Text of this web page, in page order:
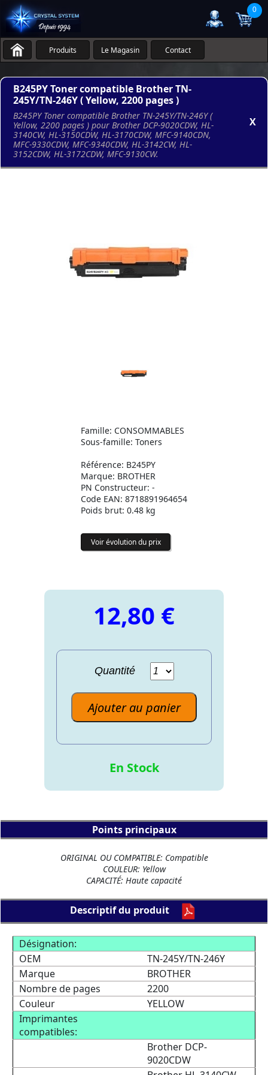
0
Produits Le Magasin Contact
B245PY Toner compatible Brother TN-
245Y/TN-246Y ( Yellow, 2200 pages )
B245PY Toner compatible Brother TN-245Y/TN-246Y (
Yellow, 2200 pages ) pour Brother DCP-9020CDW, HL-
3140CW, HL-3150CDW, HL-3170CDW, MFC-9140CDN,
MFC-9330CDW, MFC-9340CDW, HL-3142CW, HL-
3152CDW, HL-3172CDW, MFC-9130CW.
X
Famille: CONSOMMABLES
Sous-famille: Toners
Référence: B245PY
Marque: BROTHER
PN Constructeur: -
Code EAN: 8718891964654
Poids brut: 0.48 kg
Voir évolution du prix
12,80 €
Quantité
Ajouter au panier
En Stock
Points principaux
ORIGINAL OU COMPATIBLE: Compatible
COULEUR: Yellow
CAPACITÉ: Haute capacité
Descriptif du produit
Désignation:
OEM
TN-245Y/TN-246Y
Marque
BROTHER
Nombre de pages
2200
Couleur
YELLOW
Imprimantes
compatibles:
Brother DCP-
9020CDW